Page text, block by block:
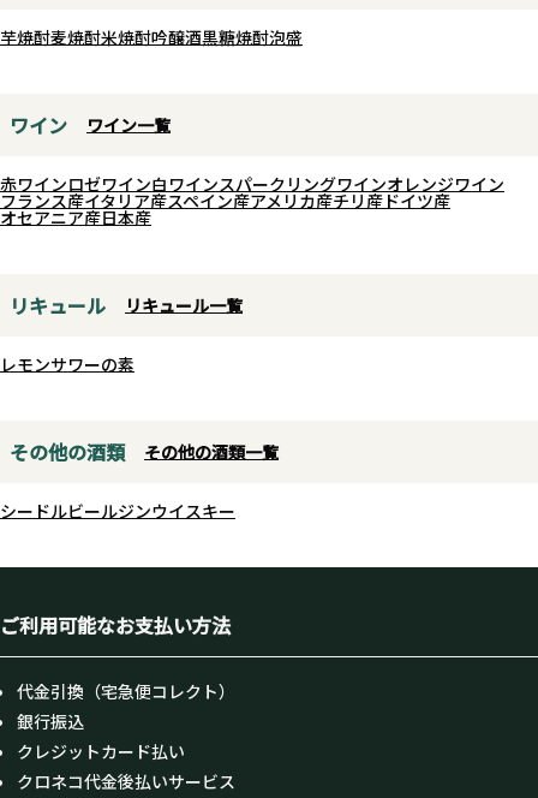
ープフルーツなどの柑橘類のイキ
明感があり、エレガントなスタイ
ルです。トーストなどのニュアン
日本酒の持つ奥深い世界観に新た
芋焼酎麦焼酎米焼酎吟醸酒黒糖焼酎泡盛
ワイン ワイン一覧
赤ワインロゼワイン白ワインスパークリングワインオレンジワイン
フランス産イタリア産スペイン産アメリカ産チリ産ドイツ産
オセアニア産日本産
リキュール リキュール一覧
レモンサワーの素
その他の酒類 その他の酒類一覧
シードルビールジンウイスキー
ご利用可能なお支払い方法
代金引換（宅急便コレクト）
銀行振込
クレジットカード払い
クロネコ代金後払いサービス